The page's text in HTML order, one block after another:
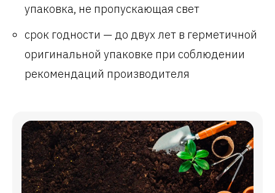
упаковка, не пропускающая свет
срок годности — до двух лет в герметичной
оригинальной упаковке при соблюдении
рекомендаций производителя